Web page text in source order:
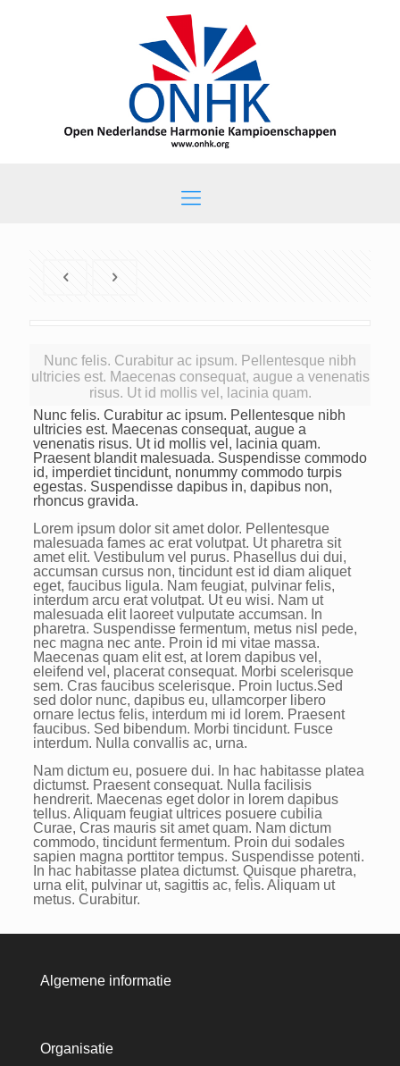
Nunc felis. Curabitur ac ipsum. Pellentesque nibh
ultricies est. Maecenas consequat, augue a venenatis
risus. Ut id mollis vel, lacinia quam.
Nunc felis. Curabitur ac ipsum. Pellentesque nibh
ultricies est. Maecenas consequat, augue a
venenatis risus. Ut id mollis vel, lacinia quam.
Praesent blandit malesuada. Suspendisse commodo
id, imperdiet tincidunt, nonummy commodo turpis
egestas. Suspendisse dapibus in, dapibus non,
rhoncus gravida.
Lorem ipsum dolor sit amet dolor. Pellentesque
malesuada fames ac erat volutpat. Ut pharetra sit
amet elit. Vestibulum vel purus. Phasellus dui dui,
accumsan cursus non, tincidunt est id diam aliquet
eget, faucibus ligula. Nam feugiat, pulvinar felis,
interdum arcu erat volutpat. Ut eu wisi. Nam ut
malesuada elit laoreet vulputate accumsan. In
pharetra. Suspendisse fermentum, metus nisl pede,
nec magna nec ante. Proin id mi vitae massa.
Maecenas quam elit est, at lorem dapibus vel,
eleifend vel, placerat consequat. Morbi scelerisque
sem. Cras faucibus scelerisque. Proin luctus.Sed
sed dolor nunc, dapibus eu, ullamcorper libero
ornare lectus felis, interdum mi id lorem. Praesent
faucibus. Sed bibendum. Morbi tincidunt. Fusce
interdum. Nulla convallis ac, urna.
Nam dictum eu, posuere dui. In hac habitasse platea
dictumst. Praesent consequat. Nulla facilisis
hendrerit. Maecenas eget dolor in lorem dapibus
tellus. Aliquam feugiat ultrices posuere cubilia
Curae, Cras mauris sit amet quam. Nam dictum
commodo, tincidunt fermentum. Proin dui sodales
sapien magna porttitor tempus. Suspendisse potenti.
In hac habitasse platea dictumst. Quisque pharetra,
urna elit, pulvinar ut, sagittis ac, felis. Aliquam ut
metus. Curabitur.
Algemene informatie
Organisatie